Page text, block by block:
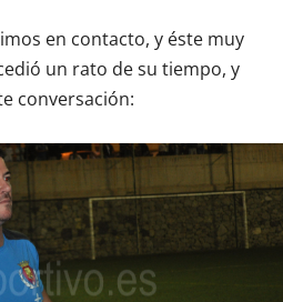
en contacto, y éste muy
un rato de su tiempo, y
conversación: